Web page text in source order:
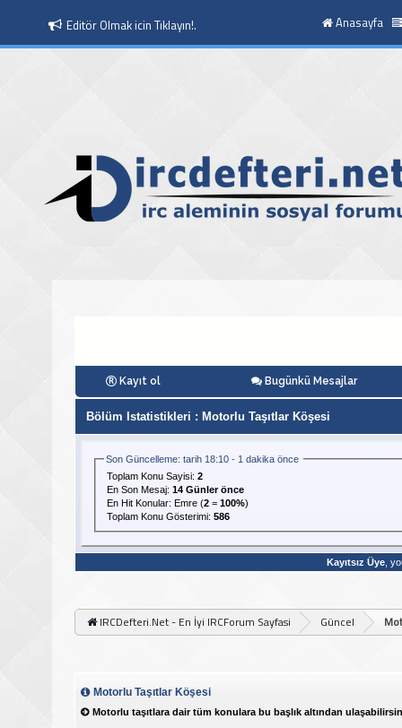
Editör Olmak icin Tıklayın!.
Moderatör Olmak icin Tıklayın!.
Anasayfa
Kayıt ol Bugünkü Mesajlar
Bölüm Istatistikleri : Motorlu Taşıtlar Köşesi
Son Güncelleme: tarih 18:10 - 1 dakika önce
Toplam Konu Sayisi: 2
En Son Mesaj: 14 Günler önce
En Hit Konular: Emre (2 = 100%)
Toplam Konu Gösterimi: 586
Kayıtsız Üye,
IRCDefteri.Net - En İyi IRCForum Sayfasi Güncel
Motorlu Taşıtlar Köşesi
Motorlu taşıtlara dair tüm konulara bu başlık altından